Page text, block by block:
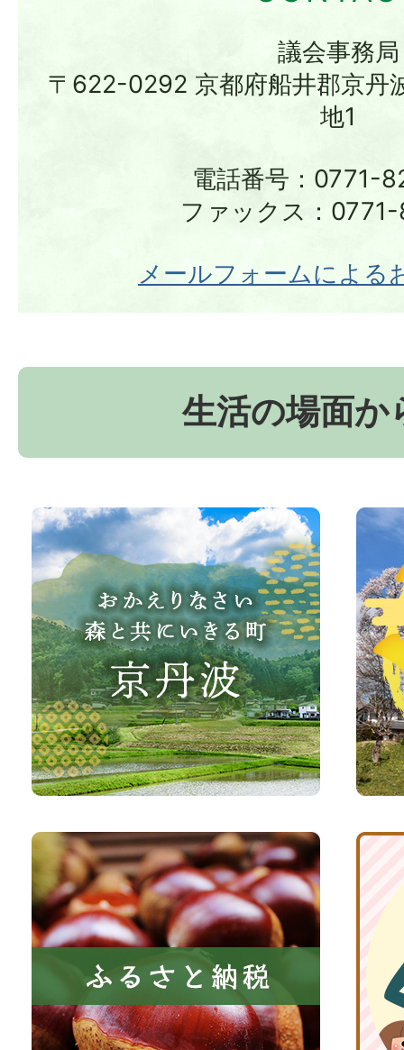
議会事務局
〒622-0292 京都府船井郡京丹
地1
電話番号：0771-
ファックス：
メールフォームによる
生活の場面か
お
か
え
り
な
さ
い、
森
共
に
い
き
町
京
波
町
観
光
サ
イ
ふ
る
さ
と
税
京
波
子
育
て